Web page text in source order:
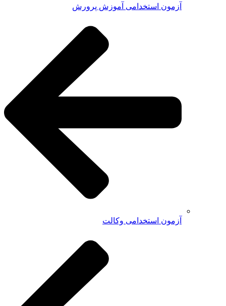
آزمون استخدامی آموزش پرورش
آزمون استخدامی وکالت